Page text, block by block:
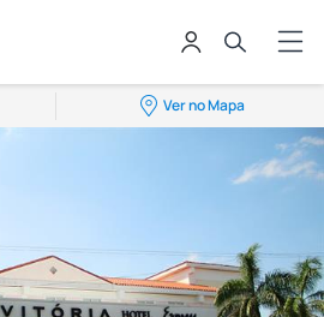
Ver no Mapa